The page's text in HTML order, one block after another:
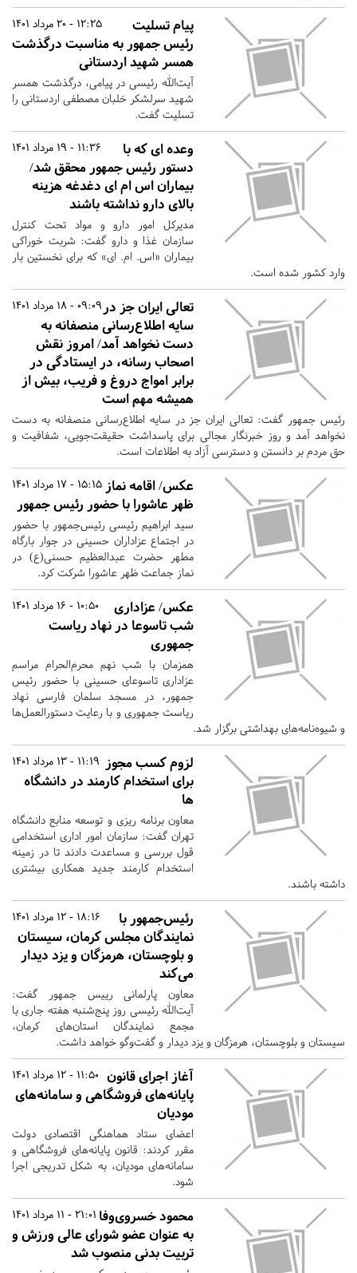
12:25 - 20 مرداد 1401
پیام تسلیت
رئیس جمهور به مناسبت درگذشت
همسر شهید اردستانی
آیت‌الله رئیسی در پیامی، درگذشت همسر
شهید سرلشکر خلبان مصطفی اردستانی را
تسلیت گفت.
11:36 - 19 مرداد 1401
وعده ای که با
دستور رئیس جمهور محقق شد/
بیماران اس ام ای دغدغه هزینه
بالای دارو نداشته باشند
مدیرکل امور دارو و مواد تحت کنترل
سازمان غذا و دارو گفت: شربت خوراکی
بیماران «اس. ام. ای» که برای نخستین بار
وارد کشور شده است.
09:09 - 18 مرداد 1401 تعالی ایران جز در
سایه اطلاع‌رسانی منصفانه به
دست نخواهد آمد/ امروز نقش
اصحاب رسانه، در ایستادگی در
برابر امواج دروغ و فریب، بیش از
همیشه مهم است
رئیس جمهور گفت: تعالی ایران جز در سایه اطلاع‌رسانی منصفانه به دست
نخواهد آمد و روز خبرنگار مجالی برای پاسداشت حقیقت‌جویی، شفافیت و
حق مردم بر دانستن و دسترسی آزاد به اطلاعات است.
15:15 - 17 مرداد 1401 عکس/ اقامه نماز
ظهر عاشورا با حضور رئیس جمهور
سید ابراهیم رئیسی رئیس‌جمهور با حضور
در اجتماع عزاداران حسینی در جوار بارگاه
مطهر حضرت عبدالعظیم حسنی(ع) در
نماز جماعت ظهر عاشورا شرکت کرد.
10:50 - 16 مرداد 1401
عکس/ عزاداری
شب تاسوعا در نهاد ریاست
جمهوری
همزمان با شب نهم محرم‌الحرام مراسم
عزاداری تاسوعای حسینی با حضور رئیس
جمهور، در مسجد سلمان فارسی نهاد
ریاست جمهوری و با رعایت دستورالعمل‌ها
و شیوه‌نامه‌های بهداشتی برگزار شد.
11:19 - 13 مرداد 1401 لزوم کسب مجوز
برای استخدام کارمند در دانشگاه
ها
معاون برنامه ریزی و توسعه منابع دانشگاه
تهران گفت: سازمان امور اداری استخدامی
قول بررسی و مساعدت دادند تا در زمینه
استخدام کارمند جدید همکاری بیشتری
داشته باشند.
18:16 - 12 مرداد 1401
رئیس‌جمهور با
نمایندگان مجلس کرمان،‌ سیستان
و بلوچستان، هرمزگان و یزد دیدار
می‌کند
معاون پارلمانی رییس جمهور گفت:
آیت‌الله رئیسی روز پنج‌شنبه هفته جاری با
مجمع نمایندگان استان‌های کرمان،
سیستان و بلوچستان، هرمزگان و یزد دیدار و گفت‌‍وگو خواهد داشت.
11:50 - 12 مرداد 1401 آغاز اجرای قانون
پایانه‌های فروشگاهی و سامانه‌های
مودیان
اعضای ستاد هماهنگی اقتصادی دولت
مقرر کردند: قانون پایانه‌های فروشگاهی و
سامانه‌های مودیان، به شکل تدریجی اجرا
شود.
21:01 - 11 مرداد 1401 محمود خسروی‌وفا
به عنوان عضو شورای عالی ورزش و
تربیت بدنی منصوب شد